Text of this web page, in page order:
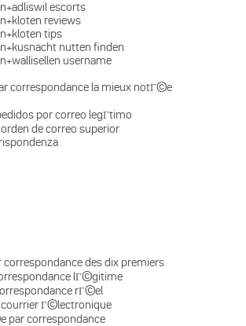
escorts
reviews
tips
nutten finden
username
correspondance la mieux notГ©e
por correo legГ­timo
de correo superior
des dix premiers
lГ©gitime
rГ©el
Г©lectronique
par correspondance